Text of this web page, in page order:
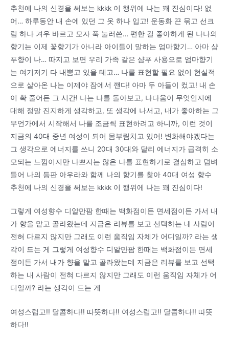
추천에 나의 신경을 써보는 kkkk 이 행위에 나는 꽤 진심이다! 없
어… 하루동안 내 손에 있던 그 옷 하나 입고! 운동화 끈 묶고 선크
림 하나 겨우 바르고 모자 푹 눌러쓴… 편한 걸 좋아하게 된 나나의
향기는 이제 꽃향기가 아니라 아이들이 말하는 엄마향기… 아마 샴
푸향이 나… 따지고 보면 우리 가족 같은 샴푸 사용으로 엄마향기
는 여기저기 다 내뿜고 있을 테고… 나를 표현할 필요 없이 현실적
으로 살아온 나는 이제야 잠에서 깬다! 아마 두 아들이 컸고! 내 손
이 확 줄어든 그 시간! 나는 나를 돌아보고, 나다움이 무엇인지에
대해 정말 진지하게 생각하고, 또 생각에 나서고, 내가 좋아하는 그
무언가에서 시작해서 나를 조금씩 표현하려고 하니까, 이런 것이
지금의 40대 중년 여성이 되어 몸부림치고 있어! 변화해야겠다는
그 생각으로 에너지를 쓰니 20대 30대와 달리 에너지가 급격히 소
모되는 느낌이지만 나쁘지는 않은 나를 표현하기로 결심하고 덤벼
들어 나의 등판 아우라와 함께 나의 향기를 찾아 40대 여성 향수
추천에 나의 신경을 써보는 kkkk 이 행위에 나는 꽤 진심이다!
그렇게 여성향수 디알만팜 한때는 백화점이든 면세점이든 가서 내
가 향을 맡고 골라왔는데 지금은 리뷰를 보고 선택하는 내 사람이
전혀 다르지 않지만 그래도 이런 움직임 자체가 어디일까? 라는 생
각이 드는 게 그렇게 여성향수 디알만팜 한때는 백화점이든 면세
점이든 가서 내가 향을 맡고 골라왔는데 지금은 리뷰를 보고 선택
하는 내 사람이 전혀 다르지 않지만 그래도 이런 움직임 자체가 어
디일까? 라는 생각이 드는 게
여성스럽고!! 달콤하다!! 따뜻하다!! 여성스럽고!! 달콤하다!! 따뜻
하다!!